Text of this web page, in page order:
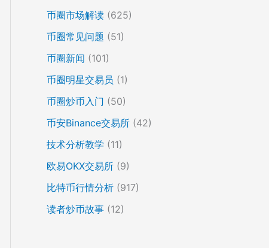
币圈市场解读 (625)
币圈常见问题 (51)
币圈新闻 (101)
币圈明星交易员 (1)
币圈炒币入门 (50)
币安Binance交易所 (42)
技术分析教学 (11)
欧易OKX交易所 (9)
比特币行情分析 (917)
读者炒币故事 (12)